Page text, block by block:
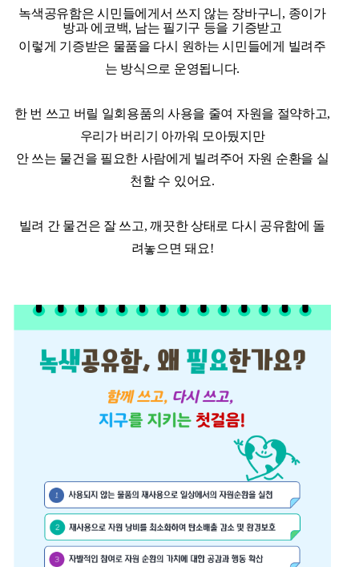
녹색공유함은 시민들에게서 쓰지 않는 장바구니, 종이가
방과 에코백, 남는 필기구 등을 기증받고
이렇게 기증받은 물품을 다시 원하는 시민들에게 빌려주
는 방식으로 운영됩니다.
한 번 쓰고 버릴 일회용품의 사용을 줄여 자원을 절약하고,
우리가 버리기 아까워 모아뒀지만
안 쓰는 물건을 필요한 사람에게 빌려주어 자원 순환을 실
천할 수 있어요.
빌려 간 물건은 잘 쓰고, 깨끗한 상태로 다시 공유함에 돌
려놓으면 돼요!